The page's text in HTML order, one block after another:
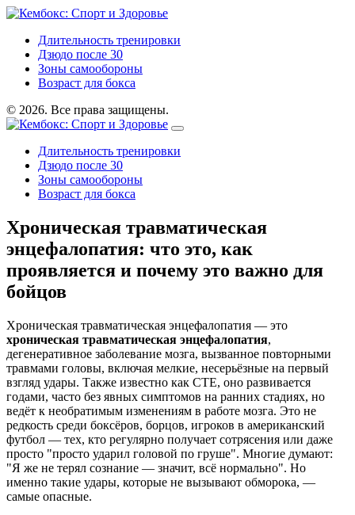
Длительность тренировки
Дзюдо после 30
Зоны самообороны
Возраст для бокса
© 2026. Все права защищены.
Длительность тренировки
Дзюдо после 30
Зоны самообороны
Возраст для бокса
Хроническая травматическая
энцефалопатия: что это, как
проявляется и почему это важно для
бойцов
Хроническая травматическая энцефалопатия — это
хроническая травматическая энцефалопатия,
дегенеративное заболевание мозга, вызванное повторными
травмами головы, включая мелкие, несерьёзные на первый
взгляд удары. Также известно как CTE, оно развивается
годами, часто без явных симптомов на ранних стадиях, но
ведёт к необратимым изменениям в работе мозга. Это не
редкость среди боксёров, борцов, игроков в американский
футбол — тех, кто регулярно получает сотрясения или даже
просто "просто ударил головой по груше". Многие думают:
"Я же не терял сознание — значит, всё нормально". Но
именно такие удары, которые не вызывают обморока, —
самые опасные.